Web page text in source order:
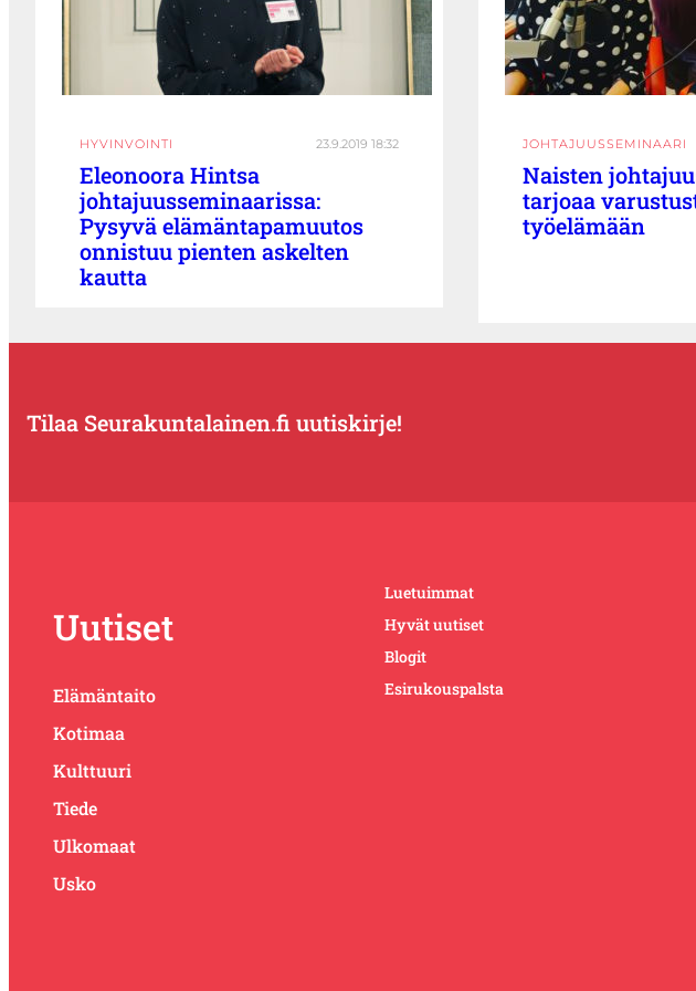
HYVINVOINTI 23.9.2019 18:32
Eleonoora Hintsa
johtajuusseminaarissa:
Pysyvä elämäntapamuutos
onnistuu pienten askelten
kautta
JOHTAJUUSSEMINAARI
Naisten
tarjoaa
työelämään
Tilaa Seurakuntalainen.fi uutiskirje!
Uutiset
Elämäntaito
Kotimaa
Kulttuuri
Tiede
Ulkomaat
Usko
Luetuimmat
Hyvät uutiset
Blogit
Esirukouspalsta